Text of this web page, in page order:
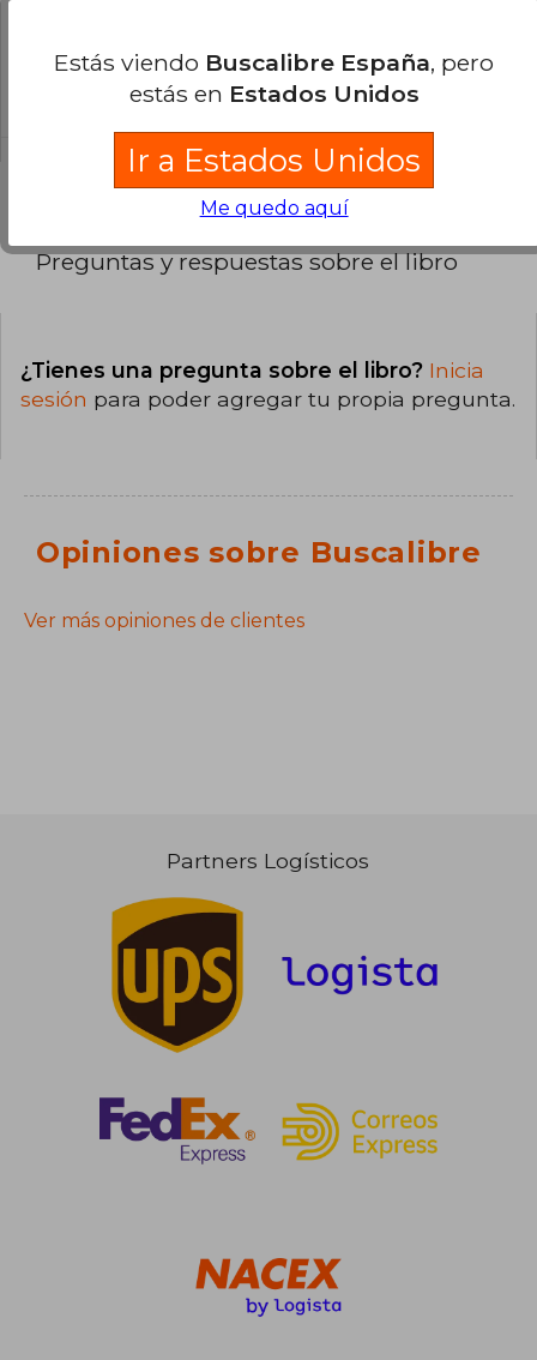
La encuadernación de esta edición es Tapa
Preguntas y respuestas sobre el libro
¿Tienes una pregunta sobre el libro? Inicia
sesión para poder agregar tu propia pregunta.
Opiniones sobre Buscalibre
Ver más opiniones de clientes
Partners Logísticos
Estás viendo Buscalibre España, pero
estás en Estados Unidos
Ir a Estados Unidos
Me quedo aquí